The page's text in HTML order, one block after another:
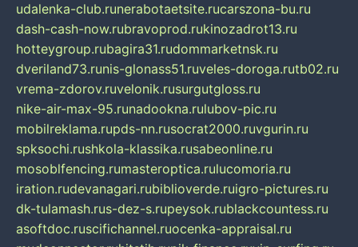
udalenka-club.runerabotaetsite.rucarszona-bu.ru
dash-cash-now.rubravoprod.rukinozadrot13.ru
hotteygroup.rubagira31.rudommarketnsk.ru
dveriland73.runis-glonass51.ruveles-doroga.rutb02.ru
vrema-zdorov.ruvelonik.rusurgutgloss.ru
nike-air-max-95.runadookna.rulubov-pic.ru
mobilreklama.rupds-nn.rusocrat2000.ruvgurin.ru
spksochi.rushkola-klassika.rusabeonline.ru
mosoblfencing.rumasteroptica.rulucomoria.ru
iration.rudevanagari.rubiblioverde.ruigro-pictures.ru
dk-tulamash.rus-dez-s.rupeysok.rublackcountess.ru
asoftdoc.ruscifichannel.ruocenka-appraisal.ru